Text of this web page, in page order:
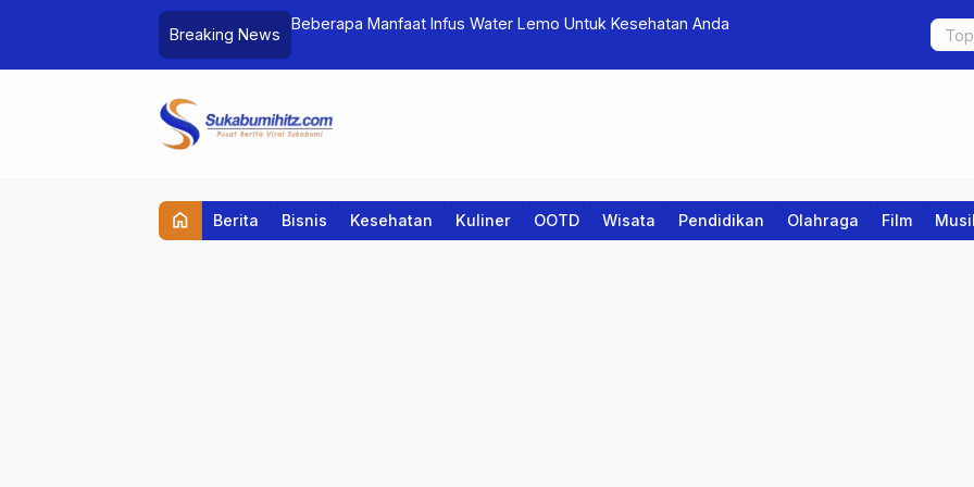
Breaking News
Beberapa Manfaat Infus Water Lemo Untuk Kesehatan Anda
Film
Gunung
home Berita Bisnis Kesehatan Kuliner OOTD Wisata Pendidikan Olahraga Film